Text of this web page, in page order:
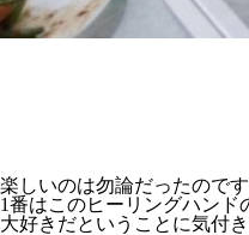
楽しいのは勿論だったので
1番はこのヒーリングハンド
大好きだということに気付